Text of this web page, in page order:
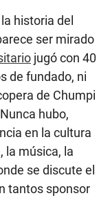
historia del
ser mirado
jugó con 40
de fundado, ni
de Chumpi
hubo,
en la cultura
la música, la
se discute el
tantos sponsor